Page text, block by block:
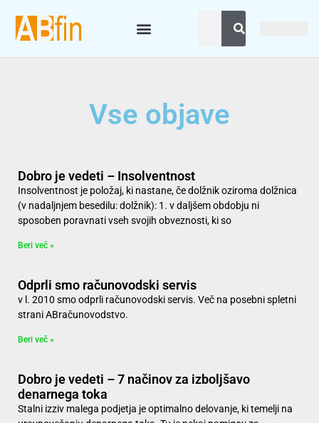
Vse objave
Dobro je vedeti – Insolventnost
Insolventnost je položaj, ki nastane, če dolžnik oziroma dolžnica
(v nadaljnjem besedilu: dolžnik): 1. v daljšem obdobju ni
sposoben poravnati vseh svojih obveznosti, ki so
Beri več »
Odprli smo računovodski servis
v l. 2010 smo odprli računovodski servis. Več na posebni spletni
strani ABračunovodstvo.
Beri več »
Dobro je vedeti – 7 načinov za izboljšavo
denarnega toka
Stalni izziv malega podjetja je optimalno delovanje, ki temelji na